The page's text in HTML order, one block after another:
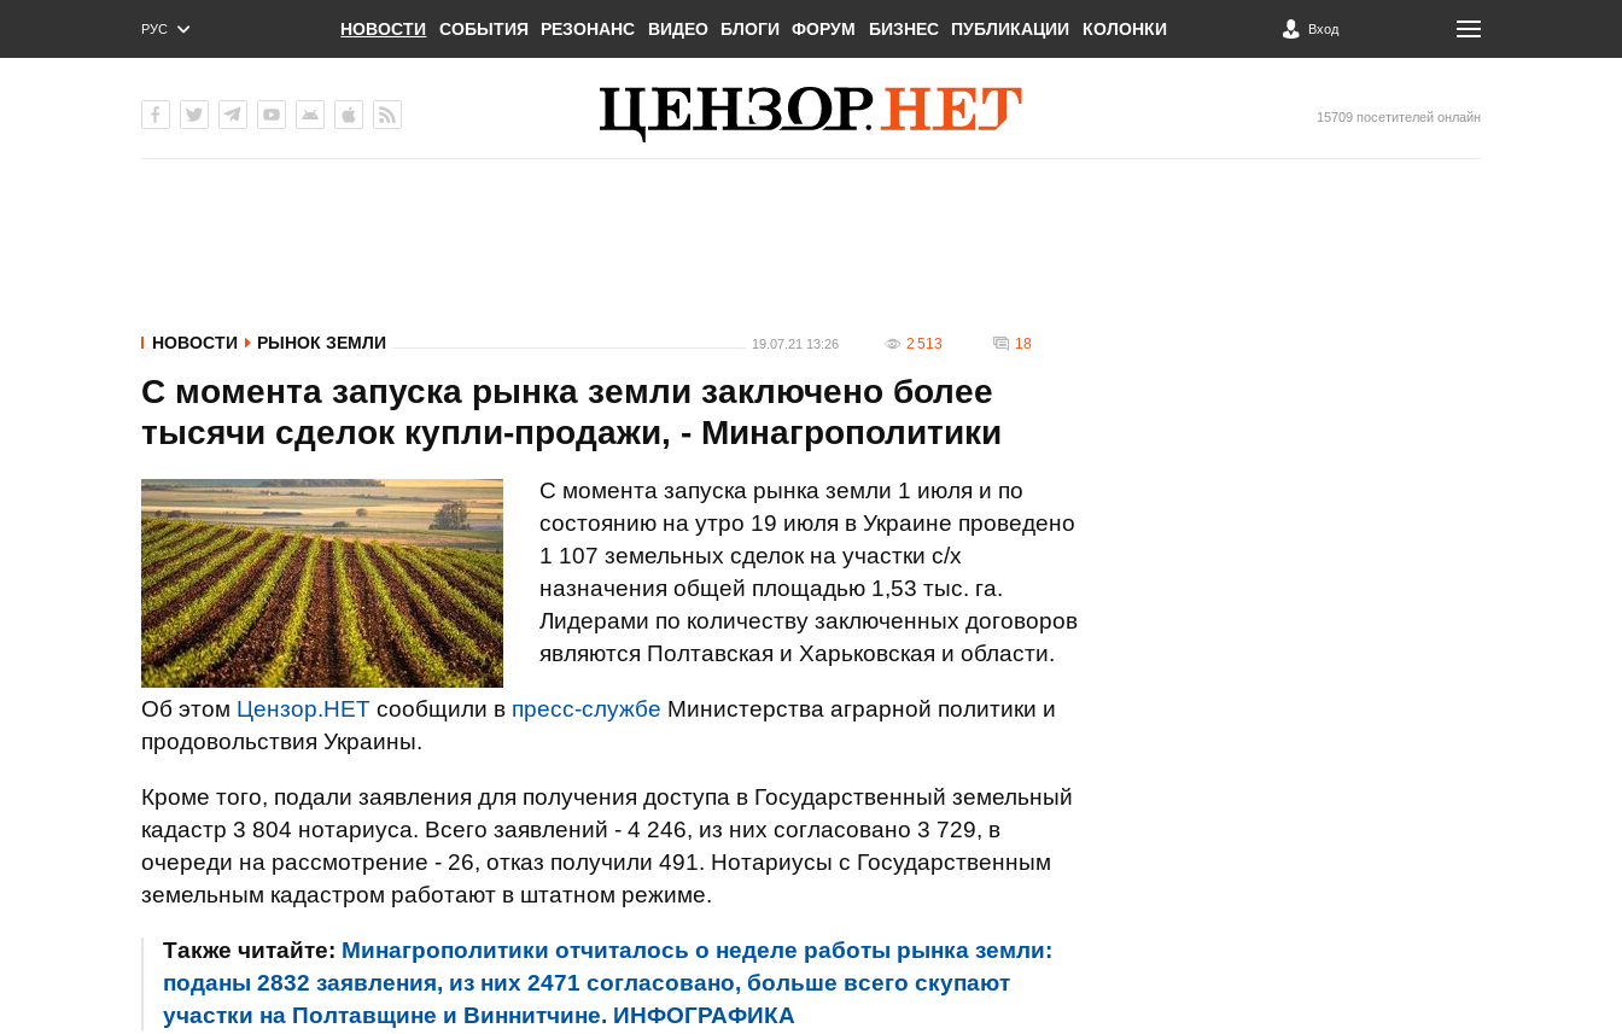
РУС
ENG
НОВОСТИ СОБЫТИЯ РЕЗОНАНС ВИДЕО БЛОГИ ФОРУМ БИЗНЕС ПУБЛИКАЦИИ КОЛОНКИ Вход
15709 посетителей онлайн
НОВОСТИ РЫНОК ЗЕМЛИ 19.07.21 13:26 2 513 18
С момента запуска рынка земли заключено более
тысячи сделок купли-продажи, - Минагрополитики
С момента запуска рынка земли 1 июля и по
состоянию на утро 19 июля в Украине проведено
1 107 земельных сделок на участки с/х
назначения общей площадью 1,53 тыс. га.
Лидерами по количеству заключенных договоров
являются Полтавская и Харьковская и области.
Об этом Цензор.НЕТ сообщили в пресс-службе Министерства аграрной политики и
продовольствия Украины.
Кроме того, подали заявления для получения доступа в Государственный земельный
кадастр 3 804 нотариуса. Всего заявлений - 4 246, из них согласовано 3 729, в
очереди на рассмотрение - 26, отказ получили 491. Нотариусы с Государственным
земельным кадастром работают в штатном режиме.
Также читайте: Минагрополитики отчиталось о неделе работы рынка земли:
поданы 2832 заявления, из них 2471 согласовано, больше всего скупают
участки на Полтавщине и Виннитчине. ИНФОГРАФИКА